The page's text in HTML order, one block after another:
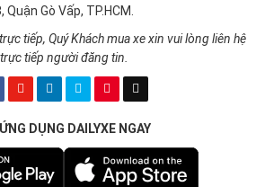
Quận Gò Vấp, TP.HCM.
tiếp, Quý Khách mua xe xin vui lòng liên hệ
trực tiếp người đăng tin.
DỤNG DAILYXE NGAY